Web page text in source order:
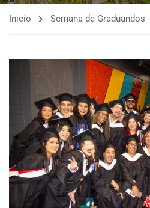
Inicio Semana de Graduandos